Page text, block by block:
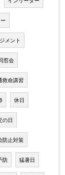
メント
窓会
救命講習
休日
の日
防止対策
防 猛暑日